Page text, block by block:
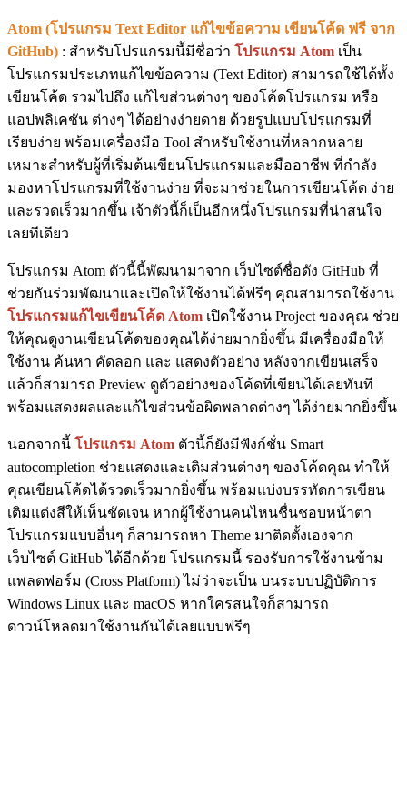
Atom (โปรแกรม Text Editor แก้ไขข้อความ เขียนโค้ด ฟรี จาก
GitHub) : สำหรับโปรแกรมนี้มีชื่อว่า โปรแกรม Atom เป็น
โปรแกรมประเภทแก้ไขข้อความ (Text Editor) สามารถใช้ได้ทั้ง
เขียนโค้ด รวมไปถึง แก้ไขส่วนต่างๆ ของโค้ดโปรแกรม หรือ
แอปพลิเคชัน ต่างๆ ได้อย่างง่ายดาย ด้วยรูปแบบโปรแกรมที่
เรียบง่าย พร้อมเครื่องมือ Tool สำหรับใช้งานที่หลากหลาย
เหมาะสำหรับผู้ที่เริ่มต้นเขียนโปรแกรมและมืออาชีพ ที่กำลัง
มองหาโปรแกรมที่ใช้งานง่าย ที่จะมาช่วยในการเขียนโค้ด ง่าย
และรวดเร็วมากขึ้น เจ้าตัวนี้ก็เป็นอีกหนึ่งโปรแกรมที่น่าสนใจ
เลยทีเดียว
โปรแกรม Atom ตัวนี้นี้พัฒนามาจาก เว็บไซต์ชื่อดัง GitHub ที่
ช่วยกันร่วมพัฒนาและเปิดให้ใช้งานได้ฟรีๆ คุณสามารถใช้งาน
โปรแกรมแก้ไขเขียนโค้ด Atom เปิดใช้งาน Project ของคุณ ช่วย
ให้คุณดูงานเขียนโค้ดของคุณได้ง่ายมากยิ่งขึ้น มีเครื่องมือให้
ใช้งาน ค้นหา คัดลอก และ แสดงตัวอย่าง หลังจากเขียนเสร็จ
แล้วก็สามารถ Preview ดูตัวอย่างของโค้ดที่เขียนได้เลยทันที
พร้อมแสดงผลและแก้ไขส่วนข้อผิดพลาดต่างๆ ได้ง่ายมากยิ่งขึ้น
นอกจากนี้ โปรแกรม Atom ตัวนี้ก็ยังมีฟังก์ชั่น Smart
autocompletion ช่วยแสดงและเติมส่วนต่างๆ ของโค้ดคุณ ทำให้
คุณเขียนโค้ดได้รวดเร็วมากยิ่งขึ้น พร้อมแบ่งบรรทัดการเขียน
เติมแต่งสีให้เห็นชัดเจน หากผู้ใช้งานคนไหนชื่นชอบหน้าตา
โปรแกรมแบบอื่นๆ ก็สามารถหา Theme มาติดตั้งเองจาก
เว็บไซต์ GitHub ได้อีกด้วย โปรแกรมนี้ รองรับการใช้งานข้าม
แพลตฟอร์ม (Cross Platform) ไม่ว่าจะเป็น บนระบบปฏิบัติการ
Windows Linux และ macOS หากใครสนใจก็สามารถ
ดาวน์โหลดมาใช้งานกันได้เลยแบบฟรีๆ